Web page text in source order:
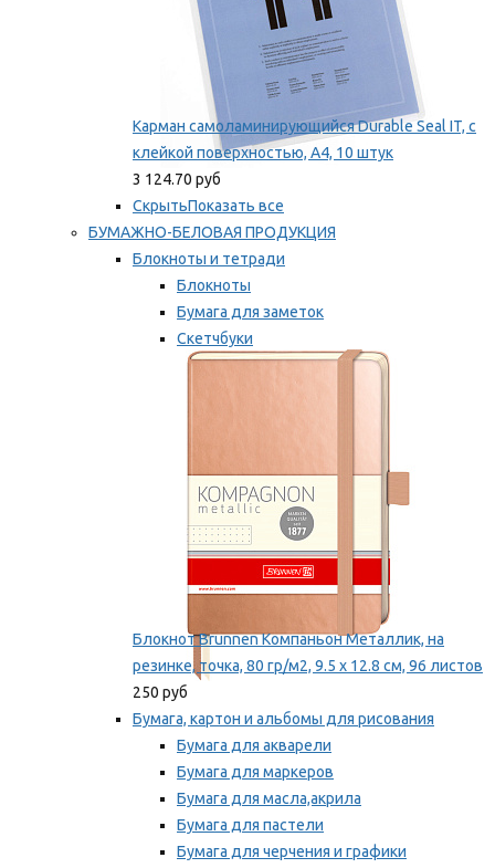
Карман самоламинирующийся Durable Seal IT, с
клейкой поверхностью, A4, 10 штук
3 124.70 руб
СкрытьПоказать все
БУМАЖНО-БЕЛОВАЯ ПРОДУКЦИЯ
Блокноты и тетради
Блокноты
Бумага для заметок
Скетчбуки
Тетради
Блокнот Brunnen Компаньон Металлик, на
резинке, точка, 80 гр/м2, 9.5 х 12.8 см, 96 листов
250 руб
Бумага, картон и альбомы для рисования
Бумага для акварели
Бумага для маркеров
Бумага для масла,акрила
Бумага для пастели
Бумага для черчения и графики